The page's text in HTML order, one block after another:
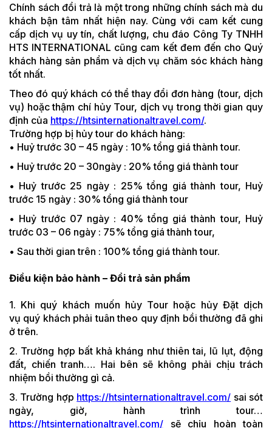
Chính sách đổi trả là một trong những chính sách mà du
khách bận tâm nhất hiện nay. Cùng với cam kết cung
cấp dịch vụ uy tín, chất lượng, chu đáo Công Ty TNHH
HTS INTERNATIONAL cũng cam kết đem đến cho Quý
khách hàng sản phẩm và dịch vụ chăm sóc khách hàng
tốt nhất.
Theo đó quý khách có thể thay đổi đơn hàng (tour, dịch
vụ) hoặc thậm chí hủy Tour, dịch vụ trong thời gian quy
định của https://htsinternationaltravel.com/.
Trường hợp bị hủy tour do khách hàng:
• Huỷ trước 30 – 45 ngày : 10% tổng giá thành tour.
• Huỷ trước 20 – 30ngày : 20% tổng giá thành tour
• Huỷ trước 25 ngày : 25% tổng giá thành tour, Huỷ
trước 15 ngày : 30% tổng giá thành tour
• Huỷ trước 07 ngày : 40% tổng giá thành tour, Huỷ
trước 03 – 06 ngày : 75% tổng giá thành tour,
• Sau thời gian trên : 100% tổng giá thành tour.
Điều kiện bảo hành – Đổi trả sản phẩm
1. Khi quý khách muốn hủy Tour hoặc hủy Đặt dịch
vụ quý khách phải tuân theo quy định bồi thường đã ghi
ở trên.
2. Trường hợp bất khả kháng như thiên tai, lũ lụt, động
đất, chiến tranh…. Hai bên sẽ không phải chịu trách
nhiệm bồi thường gì cả.
3. Trường hợp https://htsinternationaltravel.com/ sai sót
ngày, giờ, hành trình tour…
https://htsinternationaltravel.com/ sẽ chịu hoàn toàn